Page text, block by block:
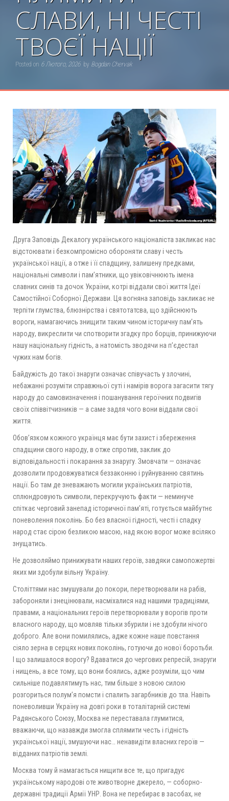
СЛАВИ, НІ ЧЕСТІ
ТВОЄЇ НАЦІЇ
Posted on 6 Лютого, 2026 by Bogdan Chervak
Друга Заповідь Декалогу українського націоналіста закликає нас
відстоювати і безкомпромісно обороняти славу і честь
української нації, а отже і її спадщину, залишену предками,
національні символи і пам’ятники, що увіковічнюють імена
славних синів та дочок України, котрі віддали свої життя Ідеї
Самостійної Соборної Держави. Ця вогняна заповідь закликає не
терпіти глумства, блюзнірства і святотатсва, що здійснюють
вороги, намагаючись знищити таким чином історичну пам’ять
народу, викреслити чи спотворити згадку про борців, принижуючи
нашу національну гідність, а натомість зводячи на п’єдестал
чужих нам богів.
Байдужість до такої знаруги означає співучасть у злочині,
небажанні розуміти справжньої суті і намірів ворога загасити тягу
народу до самовизначення і пошанування героїчних подвигів
своїх співвітчизників — а саме задля чого вони віддали свої
життя.
Обов’язком кожного українця має бути захист і збереження
спадщини свого народу, в отже спротив, заклик до
відповідальності і покарання за знаругу. Змовчати — означає
дозволити продовжуватися беззаконню і руйнуванню святинь
нації. Бо там де зневажають могили українських патріотів,
сплюндровують символи, перекручують факти — неминуче
спіткає черговий занепад історичної пам’яті, готується майбутнє
поневолення поколінь. Бо без власної гідності, честі і спадку
народ стає сірою безликою масою, над якою ворог може всіляко
знущатись.
Не дозволяймо принижувати наших героїв, завдяки самопожертві
яких ми здобули вільну Україну.
Століттями нас змушували до покори, перетворювали на рабів,
забороняли і знецінювали, насміхалися над нашими традиціями,
правами, а національних героїв перетворювали у ворогів проти
власного народу, що мовляв тільки збурили і не здобули нічого
доброго. Але вони помилялись, адже кожне наше повстання
сіяло зерна в серцях нових поколінь, готуючи до нової боротьби.
І що залишалося ворогу? Вдаватися до чергових репресій, знаруги
і нищень, а все тому, що вони боялись, адже розуміли, що чим
сильніше подавлятимуть нас, тим більше з новою силою
розгориться полум’я помсти і спалить загарбників до тла. Навіть
поневоливши Україну на довгі роки в тоталітарній системі
Радянського Союзу, Москва не переставала глумитися,
вважаючи, що назавжди змогла сплямити честь і гідність
української нації, змушуючи нас… ненавидіти власних героїв —
відданих патріотів землі.
Москва тому й намагається нищити все те, що пригадує
українському народові оте животворне джерело, — соборно-
державні традиції Армії УНР. Вона не перебирає в засобах, не